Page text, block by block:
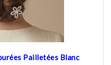
Pailletées Blanc